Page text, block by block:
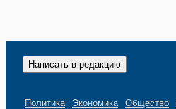
Написать в редакцию
Политика Экономика Общество